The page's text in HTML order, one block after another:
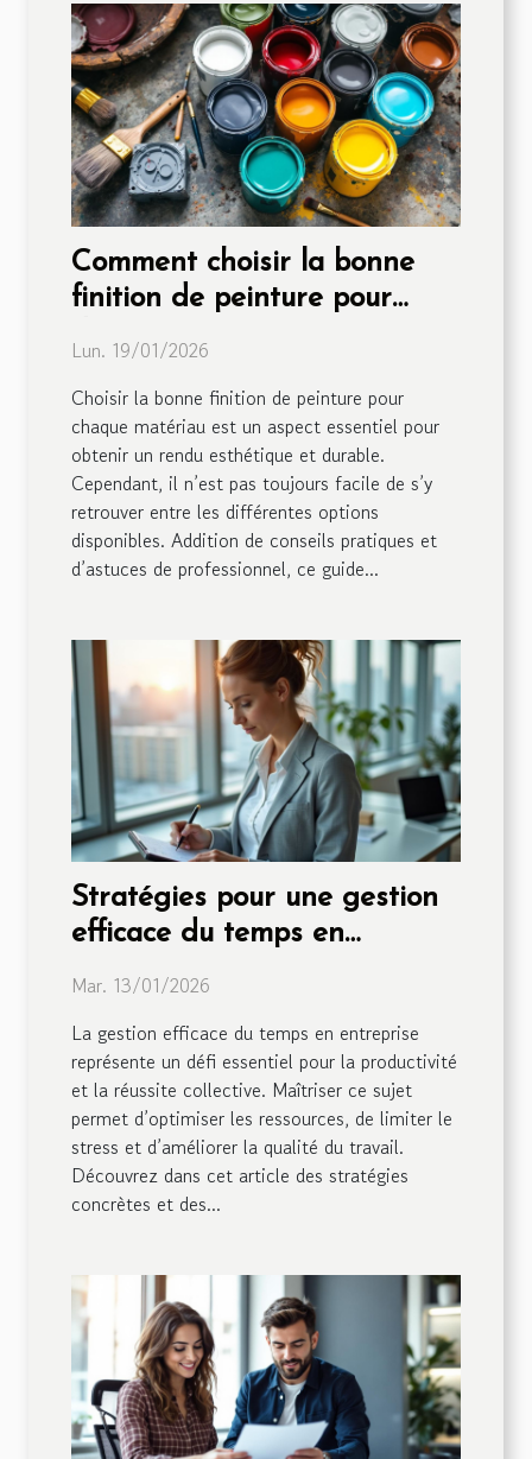
Comment choisir la bonne
finition de peinture pour
Lun. 19/01/2026
Choisir la bonne finition de peinture pour
chaque matériau est un aspect essentiel pour
obtenir un rendu esthétique et durable.
Cependant, il n’est pas toujours facile de s’y
retrouver entre les différentes options
disponibles. Addition de conseils pratiques et
d’astuces de professionnel, ce guide...
Stratégies pour une gestion
efficace du temps en
entreprise
Mar. 13/01/2026
La gestion efficace du temps en entreprise
représente un défi essentiel pour la productivité
et la réussite collective. Maîtriser ce sujet
permet d’optimiser les ressources, de limiter le
stress et d’améliorer la qualité du travail.
Découvrez dans cet article des stratégies
concrètes et des...